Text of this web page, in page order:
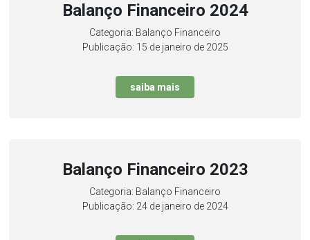
Balanço Financeiro 2024
Categoria: Balanço Financeiro
Publicação: 15 de janeiro de 2025
saiba mais
Balanço Financeiro 2023
Categoria: Balanço Financeiro
Publicação: 24 de janeiro de 2024